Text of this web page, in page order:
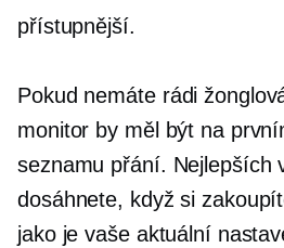
přístupnější.
Pokud nemáte rádi
monitor by měl být na
seznamu přání. Nejlepších
dosáhnete, když si
jako je vaše aktuální